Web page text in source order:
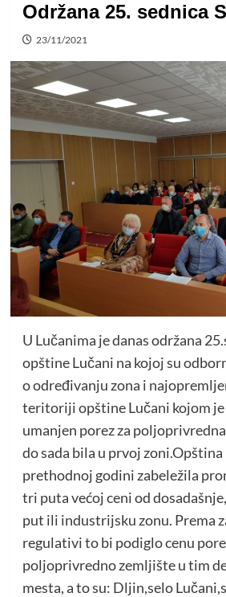
Održana 25. sednica
23/11/2021
U Lučanima je danas održana
opštine Lučani na kojoj su
o određivanju zona i
teritoriji opštine Lučani kojom je
umanjen porez za
do sada bila u prvoj zoni.Opština
prethodnoj godini zabeležila
tri puta većoj ceni od
put ili industrijsku zonu. Prema
regulativi to bi podiglo cenu
poljoprivredno zemljište u tim
mesta, a to su: Dljin,selo